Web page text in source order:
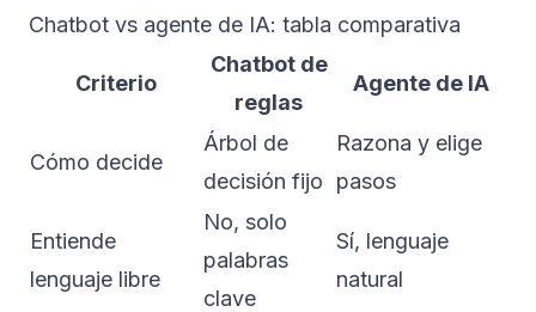
Chatbot vs agente de IA: tabla comparativa
Criterio
Chatbot de
reglas
Agente de IA
Cómo decide
Árbol de
decisión fijo
Razona y elige
pasos
Entiende
lenguaje libre
No, solo
palabras
clave
Sí, lenguaje
natural